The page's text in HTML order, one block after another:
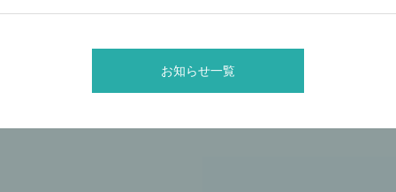
お知らせ一覧